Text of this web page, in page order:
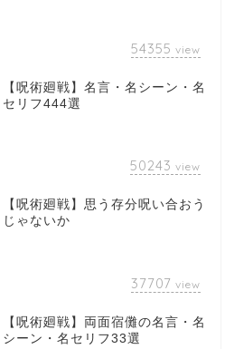
54355 view
【呪術廻戦】名言・名シーン・名
セリフ444選
50243 view
【呪術廻戦】思う存分呪い合おう
じゃないか
37707 view
【呪術廻戦】両面宿儺の名言・名
シーン・名セリフ33選